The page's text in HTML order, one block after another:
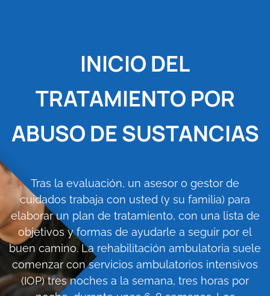
INICIO DEL
TRATAMIENTO POR
ABUSO DE SUSTANCIAS
Tras la evaluación, un asesor o gestor de
cuidados trabaja con usted (y su familia) para
elaborar un plan de tratamiento, con una lista de
objetivos y formas de ayudarle a seguir por el
buen camino. La rehabilitación ambulatoria suele
comenzar con servicios ambulatorios intensivos
(IOP) tres noches a la semana, tres horas por